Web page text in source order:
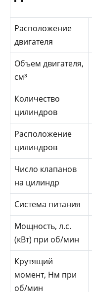
Расположение
двигателя
Объем двигателя,
см³
Количество
цилиндров
Расположение
цилиндров
Число клапанов
на цилиндр
Система питания
Мощность, л.с.
(кВт) при об/мин
Крутящий
момент, Нм при
об/мин